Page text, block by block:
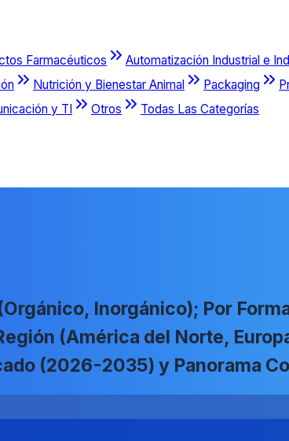
Farmacéuticos Automatización Industrial e
Nutrición y Bienestar Animal Packaging
y TI Otros
Todas Las Categorías
Inorgánico); Por
(América del Norte,
(2026-2035) y Panorama